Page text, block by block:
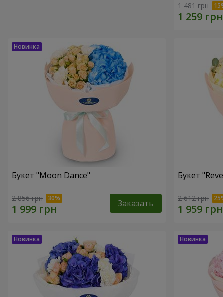
1 481 грн
Букет "Moon Dance"
2 856 грн Заказать
Букет
2 612 грн